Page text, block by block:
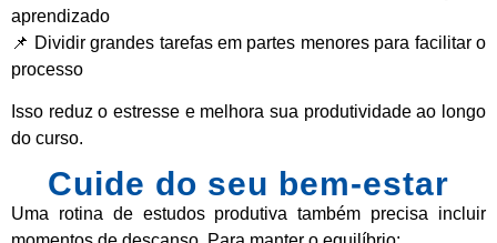
aprendizado
📌 Dividir grandes tarefas em partes menores para facilitar o
processo
Isso reduz o estresse e melhora sua produtividade ao longo
do curso.
Cuide do seu bem-estar
Uma rotina de estudos produtiva também precisa incluir